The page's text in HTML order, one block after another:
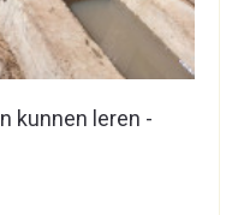
kunnen leren -